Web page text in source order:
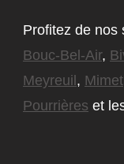
Profitez de nos
Bouc-Bel-Air,
Meyreuil, Mimet
Pourrières et